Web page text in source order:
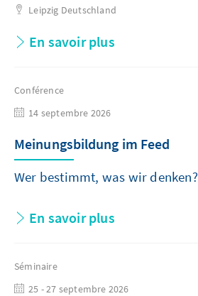
Leipzig Deutschland
En savoir plus
Conférence
14 septembre 2026
Meinungsbildung im Feed
Wer bestimmt, was wir denken?
En savoir plus
Séminaire
25 - 27 septembre 2026